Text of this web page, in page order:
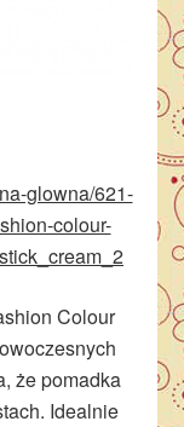
glowna/621-
colour-
Colour
że pomadka
Idealnie